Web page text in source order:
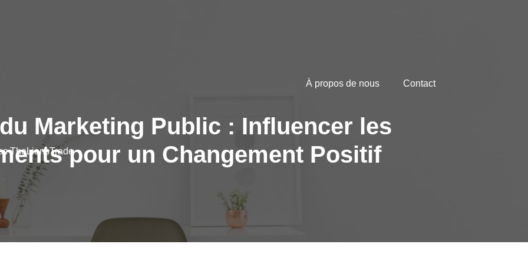
TheLionsTrade
À propos de nous Contact
Marketing Public : Influencer les
pour un Changement Positif